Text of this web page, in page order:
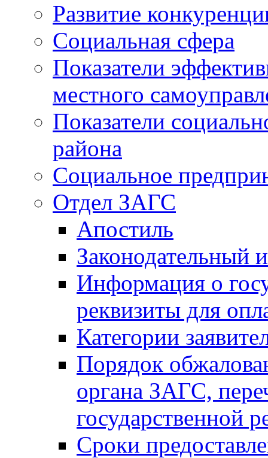
Развитие
Социальная сфера
Показатели
местного
Показатели
района
Социальное
Отдел ЗАГС
Апостиль
Законодательный
Информация о
реквизиты для
Категории
Порядок
органа ЗАГС,
государственной
Сроки